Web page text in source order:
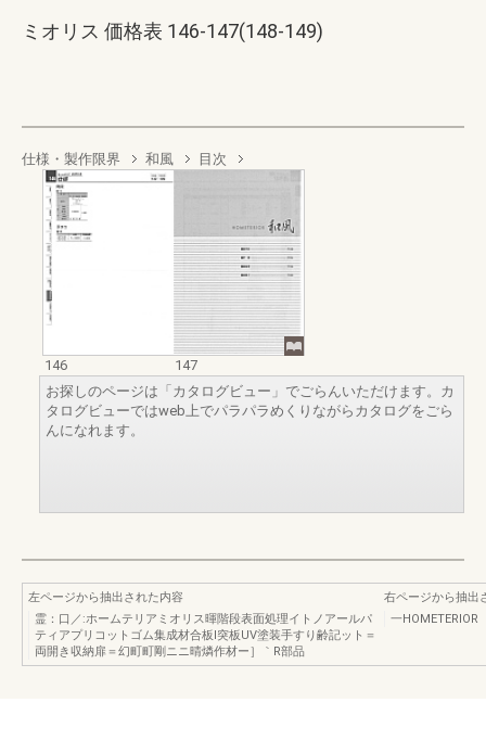
ミオリス 価格表 146-147(148-149)
仕様・製作限界 和風 目次
146
147
お探しのページは「カタログビュー」でごらんいただけます。カ
タログビューではweb上でパラパラめくりながらカタログをごら
んになれます。
左ページから抽出された内容
霊：口／:ホームテリアミオリス暉階段表面処理イトノアールパ
ティアプリコットゴム集成材合板I突板UV塗装手すり齢記ット＝
両開き収納扉＝幻町町剛ニニ晴燐作材ー］｀R部品
右ページから抽出
一HOMETERIOR